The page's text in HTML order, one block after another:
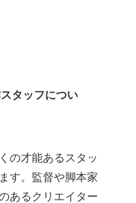
タッフについ
の才能あるスタッ
す。監督や脚本家
あるクリエイター